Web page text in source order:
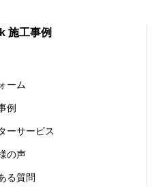
施工事例
ーム
例
ーサービス
の声
る質問